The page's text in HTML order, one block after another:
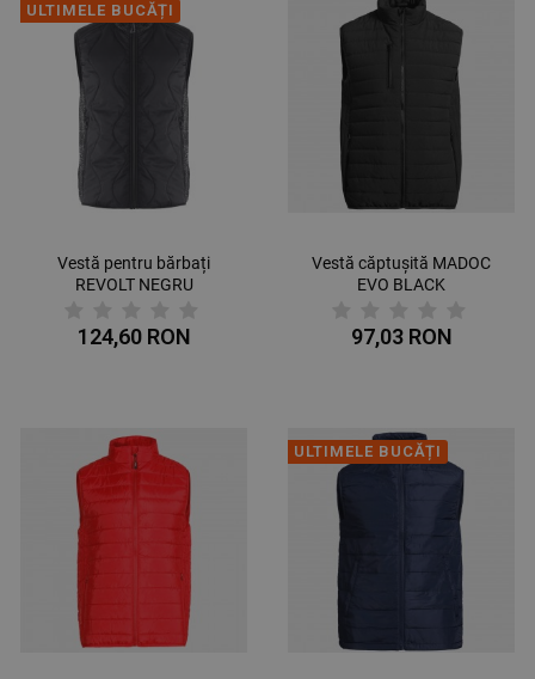
ULTIMELE BUCĂȚI
Vestă pentru bărbați
REVOLT NEGRU
124,60 RON
Vestă căptușită MADOC
EVO BLACK
97,03 RON
ULTIMELE BUCĂȚI